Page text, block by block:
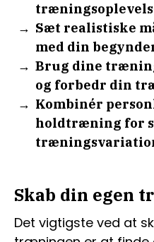
Sæt realistiske
med din
Brug dine
og forbedr din
Kombinér
holdtræning for
Skab din egen
Det vigtigste ved at